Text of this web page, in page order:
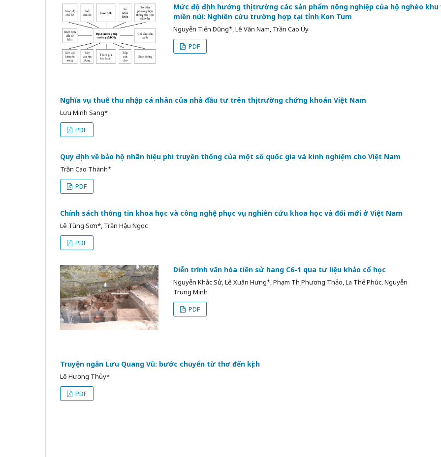
Mức độ định hướng thị trường các sản phẩm nông nghiệp của hộ nghèo khu
miền núi: Nghiên cứu trường hợp tại tỉnh Kon Tum
Nguyễn Tiến Dũng*, Lê Văn Nam, Trần Cao Úy
PDF
Nghĩa vụ thuế thu nhập cá nhân của nhà đầu tư trên thị trường chứng khoán Việt Nam
Lưu Minh Sang*
PDF
Quy định về bảo hộ nhãn hiệu phi truyền thống của một số quốc gia và kinh nghiệm cho Việt Nam
Trần Cao Thành*
PDF
Chính sách thông tin khoa học và công nghệ phục vụ nghiên cứu khoa học và đổi mới ở Việt Nam
Lê Tùng Sơn*, Trần Hậu Ngọc
PDF
Diễn trình văn hóa tiền sử hang C6-1 qua tư liệu khảo cổ học
Nguyễn Khắc Sử, Lê Xuân Hưng*, Phạm Thị Phương Thảo, La Thế Phúc, Nguyễn
Trung Minh
PDF
Truyện ngắn Lưu Quang Vũ: bước chuyển từ thơ đến kịch
Lê Hương Thủy*
PDF